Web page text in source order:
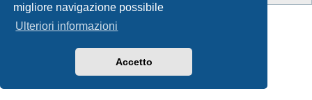
migliore navigazione possibile
Ulteriori informazioni
Accetto
Style Developer by ©
Creato daphpBB
Privacy|Condizioni